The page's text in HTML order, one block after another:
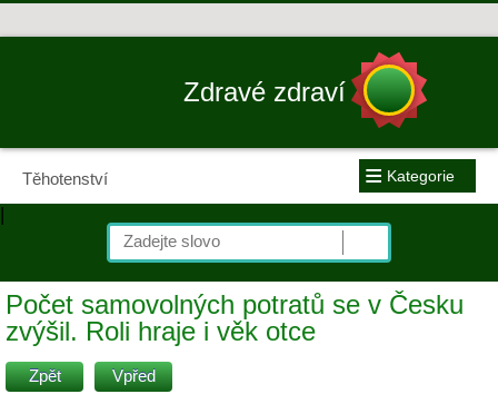
Zdravé zdraví
Těhotenství ≡ Kategorie
|
Počet samovolných potratů se v Česku
zvýšil. Roli hraje i věk otce
Zpět Vpřed